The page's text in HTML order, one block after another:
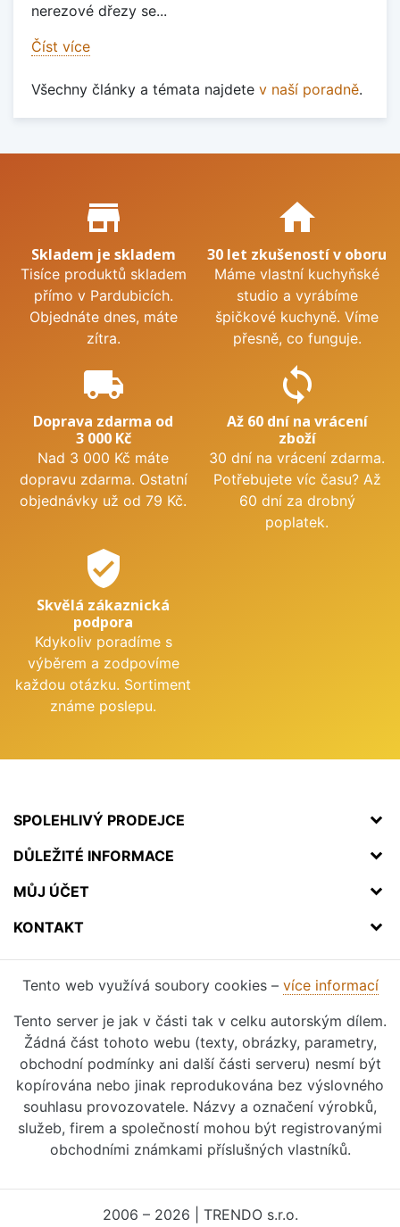
nerezové dřezy se...
Číst více
Všechny články a témata najdete v naší poradně.
Proč nakupovat u nás?
store_mall_directory
Skladem je skladem
Tisíce produktů skladem
přímo v Pardubicích.
Objednáte dnes, máte
zítra.
home
30 let zkušeností v oboru
Máme vlastní kuchyňské
studio a vyrábíme
špičkové kuchyně. Víme
přesně, co funguje.
local_shipping
Doprava zdarma od
3 000 Kč
Nad 3 000 Kč máte
dopravu zdarma. Ostatní
objednávky už od 79 Kč.
sync
Až 60 dní na vrácení
zboží
30 dní na vrácení zdarma.
Potřebujete víc času? Až
60 dní za drobný
poplatek.
verified_user
Skvělá zákaznická
podpora
Kdykoliv poradíme s
výběrem a zodpovíme
každou otázku. Sortiment
známe poslepu.
SPOLEHLIVÝ PRODEJCE
DŮLEŽITÉ INFORMACE
MŮJ ÚČET
KONTAKT
Tento web využívá soubory cookies – více informací
Tento server je jak v části tak v celku autorským dílem.
Žádná část tohoto webu (texty, obrázky, parametry,
obchodní podmínky ani další části serveru) nesmí být
kopírována nebo jinak reprodukována bez výslovného
souhlasu provozovatele. Názvy a označení výrobků,
služeb, firem a společností mohou být registrovanými
obchodními známkami příslušných vlastníků.
2006 – 2026 | TRENDO s.r.o.